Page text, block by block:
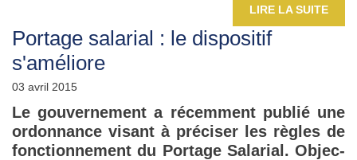
LIRE LA SUITE
Portage salarial : le dispositif
s'améliore
03 avril 2015
Le gou­ver­ne­ment a ré­cem­ment pu­blié une
or­don­nance vi­sant à pré­ci­ser les règles de
fonc­tion­ne­ment du Por­tage Sa­la­rial. Ob­jec­